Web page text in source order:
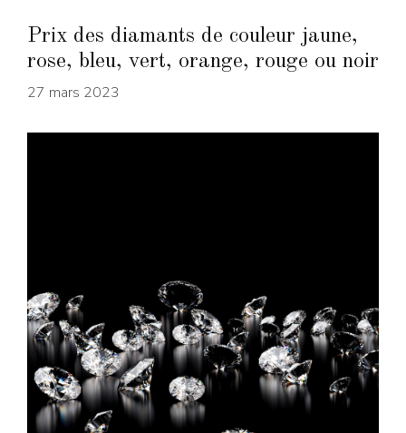
Prix des diamants de couleur jaune,
rose, bleu, vert, orange, rouge ou noir
27 mars 2023